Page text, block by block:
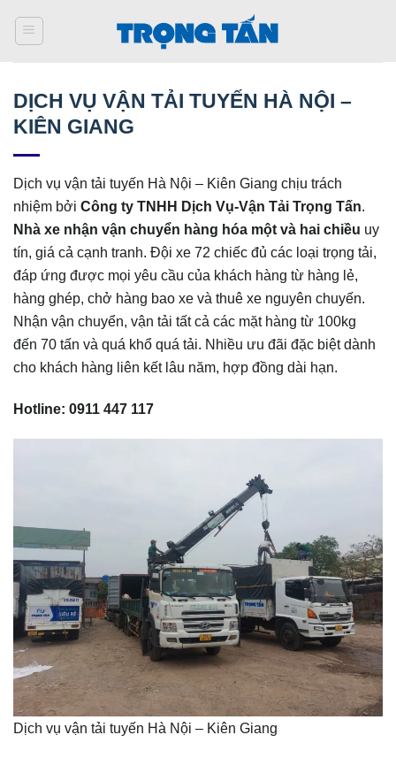
qua
DỊCH VỤ VẬN TẢI TUYẾN HÀ NỘI –
KIÊN GIANG
Dịch vụ vận tải tuyến Hà Nội – Kiên Giang chịu trách
nhiệm bởi Công ty TNHH Dịch Vụ-Vận Tải Trọng Tấn.
Nhà xe nhận vận chuyển hàng hóa một và hai chiều uy
tín, giá cả cạnh tranh. Đội xe 72 chiếc đủ các loại trọng tải,
đáp ứng được mọi yêu cầu của khách hàng từ hàng lẻ,
hàng ghép, chở hàng bao xe và thuê xe nguyên chuyến.
Nhận vận chuyển, vận tải tất cả các mặt hàng từ 100kg
đến 70 tấn và quá khổ quá tải. Nhiều ưu đãi đặc biệt dành
cho khách hàng liên kết lâu năm, hợp đồng dài hạn.
Hotline: 0911 447 117
Dịch vụ vận tải tuyến Hà Nội – Kiên Giang